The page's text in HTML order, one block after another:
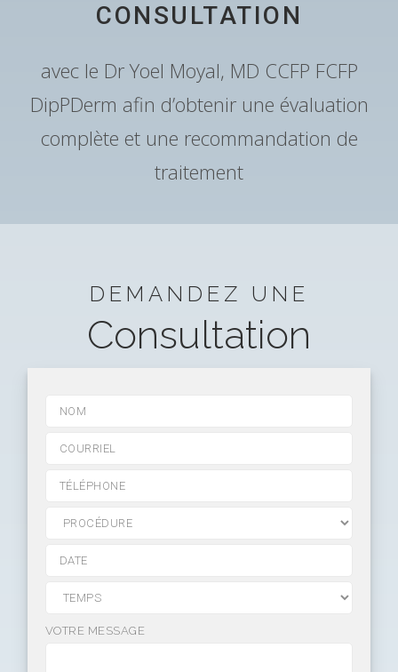
CONSULTATION
avec le Dr Yoel Moyal, MD CCFP FCFP
DipPDerm afin d’obtenir une évaluation
complète et une recommandation de
traitement
DEMANDEZ UNE
Consultation
VOTRE MESSAGE